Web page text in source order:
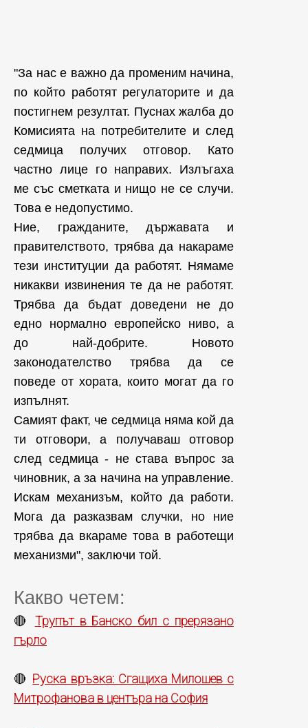
"За нас е важно да променим начина,
по който работят регулаторите и да
постигнем резултат. Пуснах жалба до
Комисията на потребителите и след
седмица получих отговор. Като
частно лице го направих. Излъгаха
ме със сметката и нищо не се случи.
Това е недопустимо.
Ние, гражданите, държавата и
правителството, трябва да накараме
тези институции да работят. Нямаме
никакви извинения те да не работят.
Трябва да бъдат доведени не до
едно нормално европейско ниво, а
до най-добрите. Новото
законодателство трябва да се
поведе от хората, които могат да го
изпълнят.
Самият факт, че седмица няма кой да
ти отговори, а получаваш отговор
след седмица - не става въпрос за
чиновник, а за начина на управление.
Искам механизъм, който да работи.
Мога да разказвам случки, но ние
трябва да вкараме това в работещи
механизми", заключи той.
Какво четем:
🔴 Трупът в Банско бил с прерязано
гърло
🔴 Руска връзка: Сгащиха Милошев с
Митрофанова в центъра на София